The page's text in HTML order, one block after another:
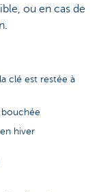
ou en cas de
clé est restée à
hiver